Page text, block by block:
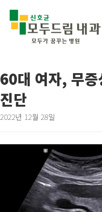
60대 여자, 무
진단
2022년 12월 28일